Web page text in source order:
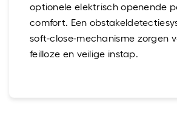
optionele elektrisch openende
comfort. Een
soft-close-mechanisme zorgen
feilloze en veilige instap.